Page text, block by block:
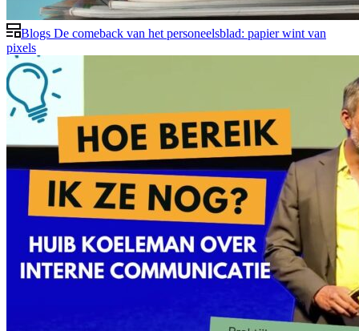
Blogs De comeback van het personeelsblad: papier wint van
pixels